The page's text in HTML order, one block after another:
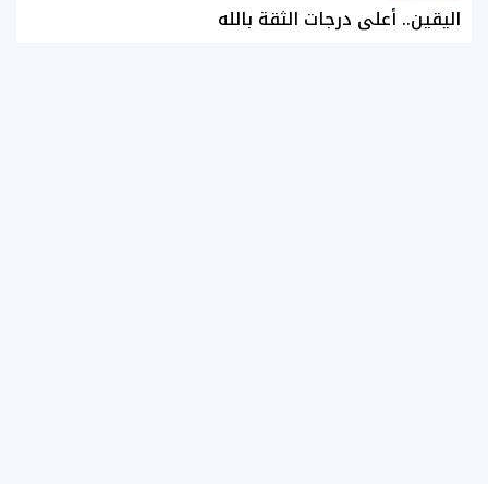
اليقين.. أعلى درجات الثقة بالله